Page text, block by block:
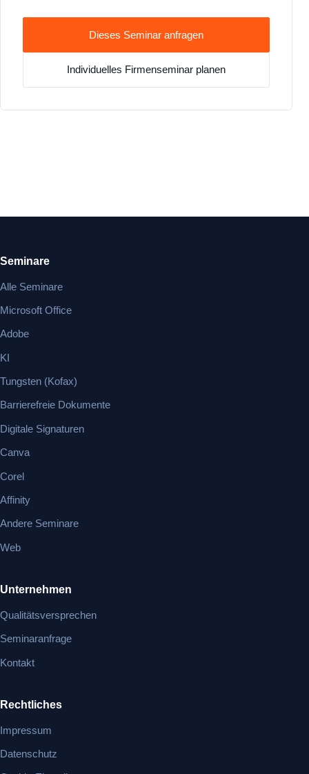
Dieses Seminar anfragen
Individuelles Firmenseminar planen
Seminare
Alle Seminare
Microsoft Office
Adobe
KI
Tungsten (Kofax)
Barrierefreie Dokumente
Digitale Signaturen
Canva
Corel
Affinity
Andere Seminare
Web
Unternehmen
Qualitätsversprechen
Seminaranfrage
Kontakt
Rechtliches
Impressum
Datenschutz